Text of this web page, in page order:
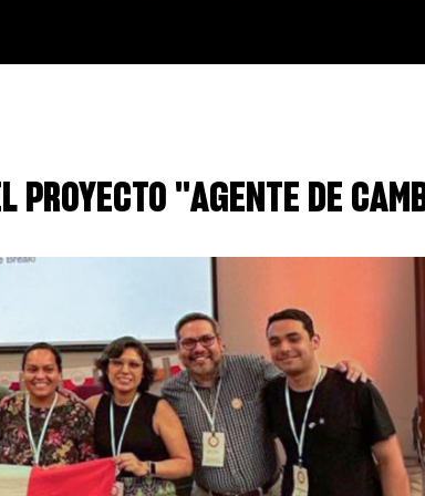
PROYECTO "AGENTE DE